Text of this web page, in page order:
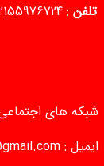
تلفن :
شبکه های
ایمیل :